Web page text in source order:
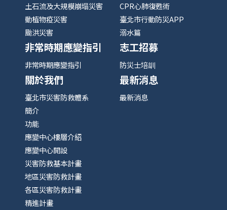
土石流及大規模崩塌災害
動植物疫災害
颱洪災害
CPR心肺復甦術
臺北市行動防災APP
溺水篇
非常時期應變指引
非常時期應變指引
志工招募
防災士培訓
關於我們
臺北市災害防救體系
簡介
功能
應變中心樓層介紹
應變中心開設
災害防救基本計畫
地區災害防救計畫
各區災害防救計畫
精進計畫
最新消息
最新消息